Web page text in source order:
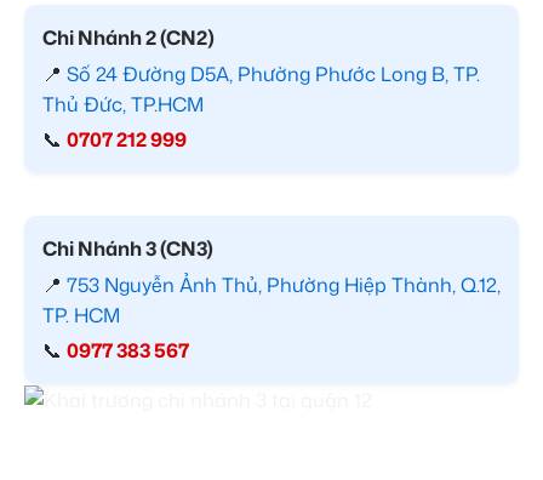
Chi Nhánh 2 (CN2)
📍 Số 24 Đường D5A, Phường Phước Long B, TP.
Thủ Đức, TP.HCM
📞 0707 212 999
Chi Nhánh 3 (CN3)
📍 753 Nguyễn Ảnh Thủ, Phường Hiệp Thành, Q.12,
TP. HCM
📞 0977 383 567